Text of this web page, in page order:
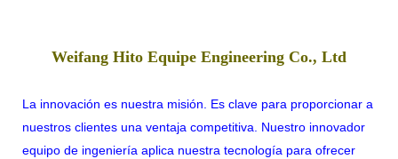
Weifang Hito Equipe Engineering Co., Ltd
La innovación es nuestra misión. Es clave para proporcionar a
nuestros clientes una ventaja competitiva. Nuestro innovador
equipo de ingeniería aplica nuestra tecnología para ofrecer